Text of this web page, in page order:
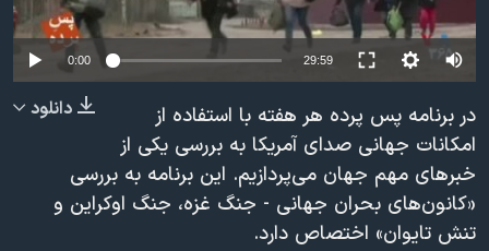
فرهنگ و زندگی
حقوق شهروندی
علم و فناوری
اسرائیل در جنگ
گالری عکس
مستندها
انتخابات ریاست جمهوری آمریکا ۲۰۲۴
رمز مهسا
ورزش زنان در ایران
اعتراضات زن، زندگی، آزادی
دنبال کنید
زبانهای مختلف
0:00 29:59
دانلود
در برنامه پس پرده هر هفته با استفاده از
امکانات جهانی صدای آمریکا به بررسی یکی از
خبرهای مهم جهان می‌پردازیم. این برنامه به بررسی
«کانون‌های بحران جهانی - جنگ غزه، جنگ اوکراین و
تنش تایوان» اختصاص دارد.